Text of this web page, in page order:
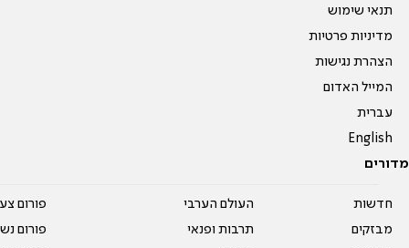
תנאי שימוש
מדיניות פרטיות
הצהרת נגישות
המייל האדום
עברית
English
מדורים
חדשות
מבזקים
העולם הערבי
תרבות ופנאי
פורום
פורום